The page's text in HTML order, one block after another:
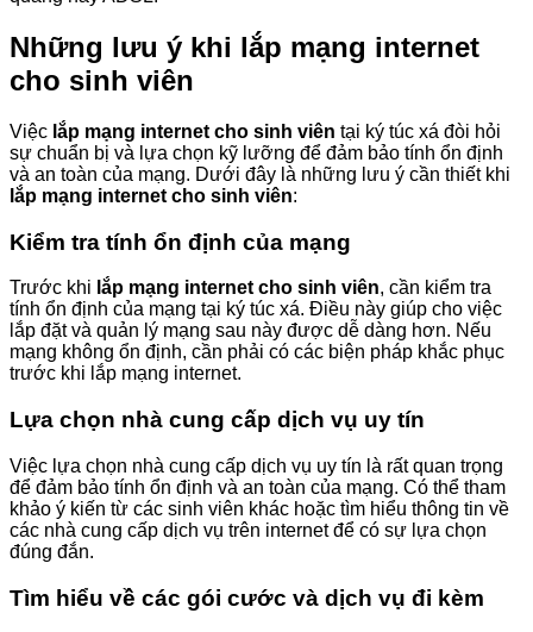
Những lưu ý khi lắp mạng internet
cho sinh viên
Việc lắp mạng internet cho sinh viên tại ký túc xá đòi hỏi
sự chuẩn bị và lựa chọn kỹ lưỡng để đảm bảo tính ổn định
và an toàn của mạng. Dưới đây là những lưu ý cần thiết khi
lắp mạng internet cho sinh viên:
Kiểm tra tính ổn định của mạng
Trước khi lắp mạng internet cho sinh viên, cần kiểm tra
tính ổn định của mạng tại ký túc xá. Điều này giúp cho việc
lắp đặt và quản lý mạng sau này được dễ dàng hơn. Nếu
mạng không ổn định, cần phải có các biện pháp khắc phục
trước khi lắp mạng internet.
Lựa chọn nhà cung cấp dịch vụ uy tín
Việc lựa chọn nhà cung cấp dịch vụ uy tín là rất quan trọng
để đảm bảo tính ổn định và an toàn của mạng. Có thể tham
khảo ý kiến từ các sinh viên khác hoặc tìm hiểu thông tin về
các nhà cung cấp dịch vụ trên internet để có sự lựa chọn
đúng đắn.
Tìm hiểu về các gói cước và dịch vụ đi kèm